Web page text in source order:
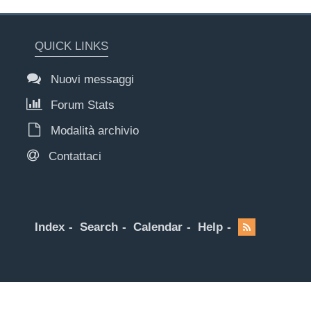
QUICK LINKS
Nuovi messaggi
Forum Stats
Modalità archivio
Contattaci
Index Search Calendar Help